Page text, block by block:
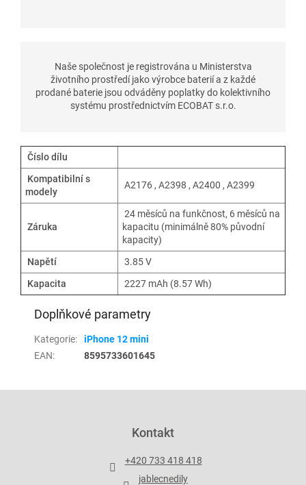
Naše společnost je registrována u Ministerstva
životního prostředí jako výrobce baterií a z každé
prodané baterie jsou odváděny poplatky do kolektivního
systému prostřednictvím ECOBAT s.r.o.
Číslo dílu
Kompatibilní s
modely
A2176 , A2398 , A2400 , A2399
Záruka
24 měsíců na funkčnost, 6 měsíců na
kapacitu (minimálně 80% původní
kapacity)
Napětí
3.85 V
Kapacita
2227 mAh (8.57 Wh)
Doplňkové parametry
Kategorie:
iPhone 12 mini
EAN: 8595733601645
Kontakt
+420 733 418 418
jablecnedily